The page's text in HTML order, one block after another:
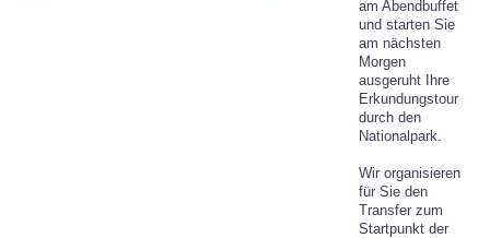
am Abendbuffet
und starten Sie
am nächsten
Morgen
ausgeruht Ihre
Erkundungstour
durch den
Nationalpark.
Wir organisieren
für Sie den
Transfer zum
Startpunkt der